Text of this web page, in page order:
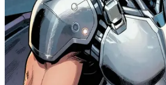
Guardián de Hierro
Guardián de Hierro, el héroe tecnológico